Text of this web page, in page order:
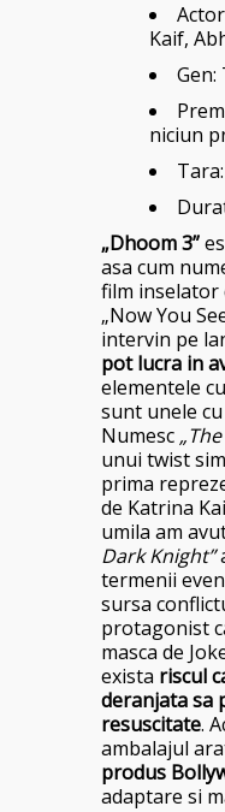
Kaif,
niciun
„Dhoom 3”
asa cum
film inselator
„Now You
intervin pe
pot lucra in
elementele
sunt unele
Numesc
unui twist
prima
de Katrina
umila am
Dark Knight”
termenii
sursa
protagonist
masca de
exista riscul
deranjata sa
resuscitate.
ambalajul
produs
adaptare si